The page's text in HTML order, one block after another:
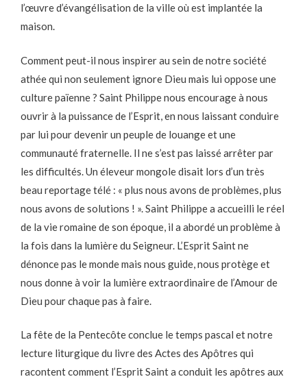
l’œuvre d’évangélisation de la ville où est implantée la
maison.
Comment peut-il nous inspirer au sein de notre société
athée qui non seulement ignore Dieu mais lui oppose une
culture païenne ? Saint Philippe nous encourage à nous
ouvrir à la puissance de l’Esprit, en nous laissant conduire
par lui pour devenir un peuple de louange et une
communauté fraternelle. Il ne s’est pas laissé arrêter par
les difficultés. Un éleveur mongole disait lors d’un très
beau reportage télé : « plus nous avons de problèmes, plus
nous avons de solutions ! ». Saint Philippe a accueilli le réel
de la vie romaine de son époque, il a abordé un problème à
la fois dans la lumière du Seigneur. L’Esprit Saint ne
dénonce pas le monde mais nous guide, nous protège et
nous donne à voir la lumière extraordinaire de l’Amour de
Dieu pour chaque pas à faire.
La fête de la Pentecôte conclue le temps pascal et notre
lecture liturgique du livre des Actes des Apôtres qui
racontent comment l’Esprit Saint a conduit les apôtres aux